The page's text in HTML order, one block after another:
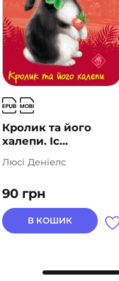
Кролик та його
халепи. Іс...
90 грн
Люсі Деніелс
В КОШИК